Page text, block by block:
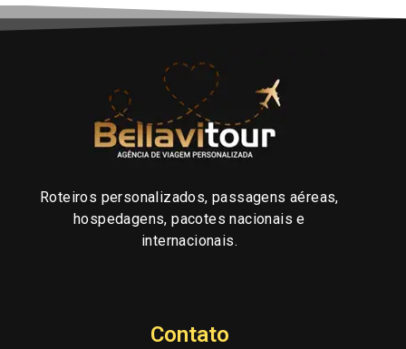
Roteiros personalizados, passagens aéreas,
hospedagens, pacotes nacionais e
internacionais.
Contato